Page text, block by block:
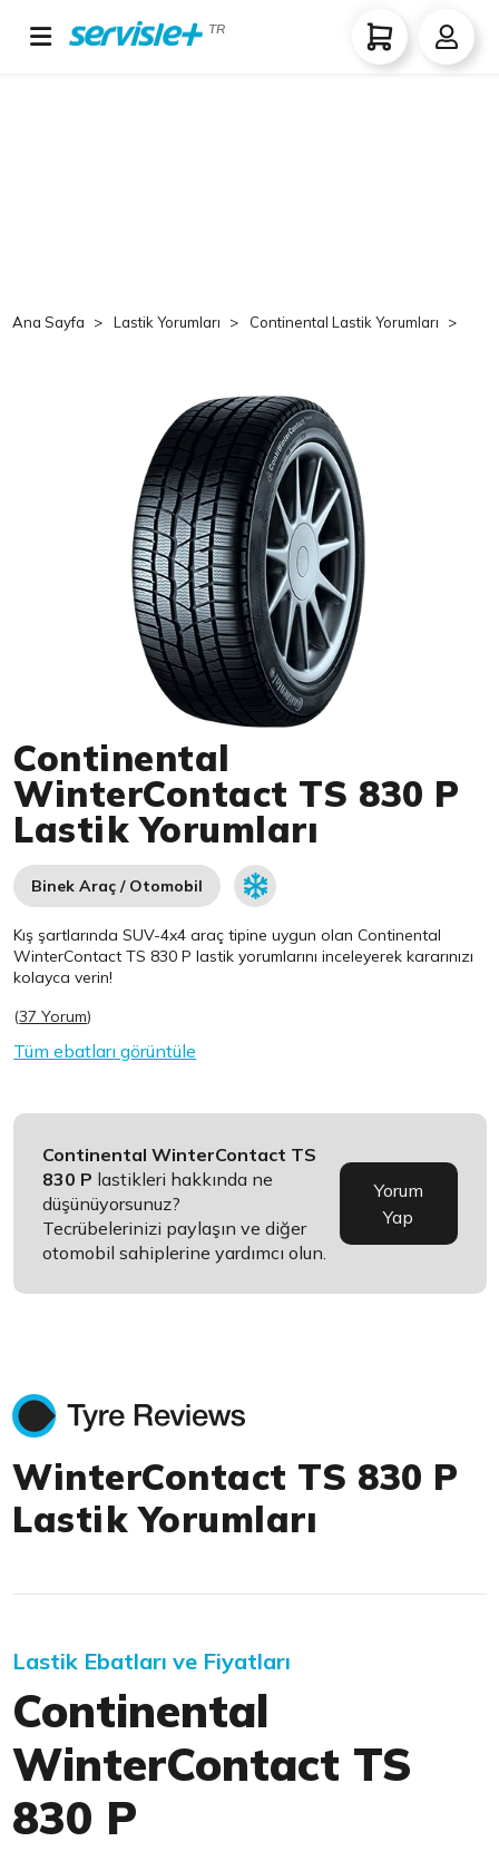
TR
Ana Sayfa Lastik Yorumları Continental Lastik Yorumları
Continental
WinterContact TS 830 P
Lastik Yorumları
Binek Araç / Otomobil
Kış şartlarında SUV-4x4 araç tipine uygun olanContinental
WinterContact TS 830 P lastik yorumlarını inceleyerek kararınızı
kolayca verin!
(37 Yorum)
Tüm ebatları görüntüle
Continental WinterContact TS
830 P lastikleri hakkında ne
düşünüyorsunuz?
Tecrübelerinizi paylaşın ve diğer
otomobil sahiplerine yardımcı olun.
Yorum
Yap
WinterContact TS 830 P
Lastik Yorumları
Lastik Ebatları ve Fiyatları
Continental
WinterContact TS
830 P